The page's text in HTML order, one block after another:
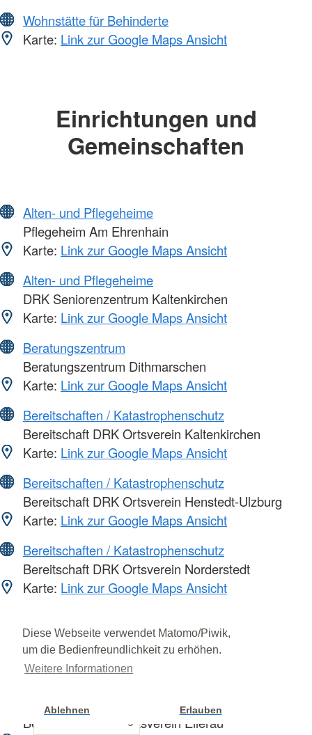
Diese Webseite verwendet Matomo/Piwik,
um die Bedienfreundlichkeit zu erhöhen.
Weitere Informationen
Ablehnen Erlauben
Wohnstätte für Behinderte
Karte: Link zur Google Maps Ansicht
Einrichtungen und
Gemeinschaften
Alten- und Pflegeheime
Pflegeheim Am Ehrenhain
Karte: Link zur Google Maps Ansicht
Alten- und Pflegeheime
DRK Seniorenzentrum Kaltenkirchen
Karte: Link zur Google Maps Ansicht
Beratungszentrum
Beratungszentrum Dithmarschen
Karte: Link zur Google Maps Ansicht
Bereitschaften / Katastrophenschutz
Bereitschaft DRK Ortsverein Kaltenkirchen
Karte: Link zur Google Maps Ansicht
Bereitschaften / Katastrophenschutz
Bereitschaft DRK Ortsverein Henstedt-Ulzburg
Karte: Link zur Google Maps Ansicht
Bereitschaften / Katastrophenschutz
Bereitschaft DRK Ortsverein Norderstedt
Karte: Link zur Google Maps Ansicht
Kreisbereitschaftsleitung DRK Kreisverband
Segeberg
Karte:Link zur Google Maps Ansicht
Bereitschaften / Katastrophenschutz
Bereitschaft DRK Ortsverein Ellerau